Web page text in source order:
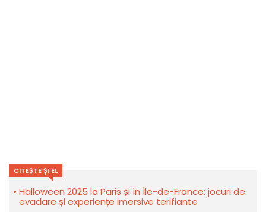
CITEȘTE ȘI EL
Halloween 2025 la Paris și în Île-de-France: jocuri de
evadare și experiențe imersive terifiante